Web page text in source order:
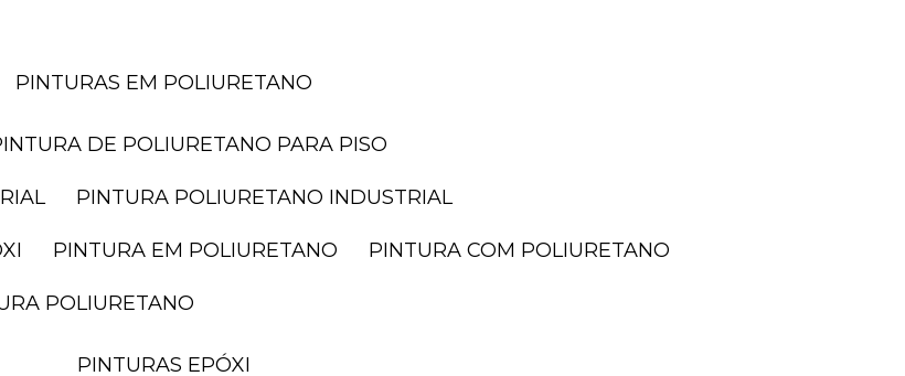
PINTURAS EM POLIURETANO
PINTURA DE POLIURETANO PARA PISO
PINTURA POLIURETANO INDUSTRIAL
PINTURA EM POLIURETANO PINTURA COM POLIURETANO
POLIURETANO
PINTURAS EPÓXI